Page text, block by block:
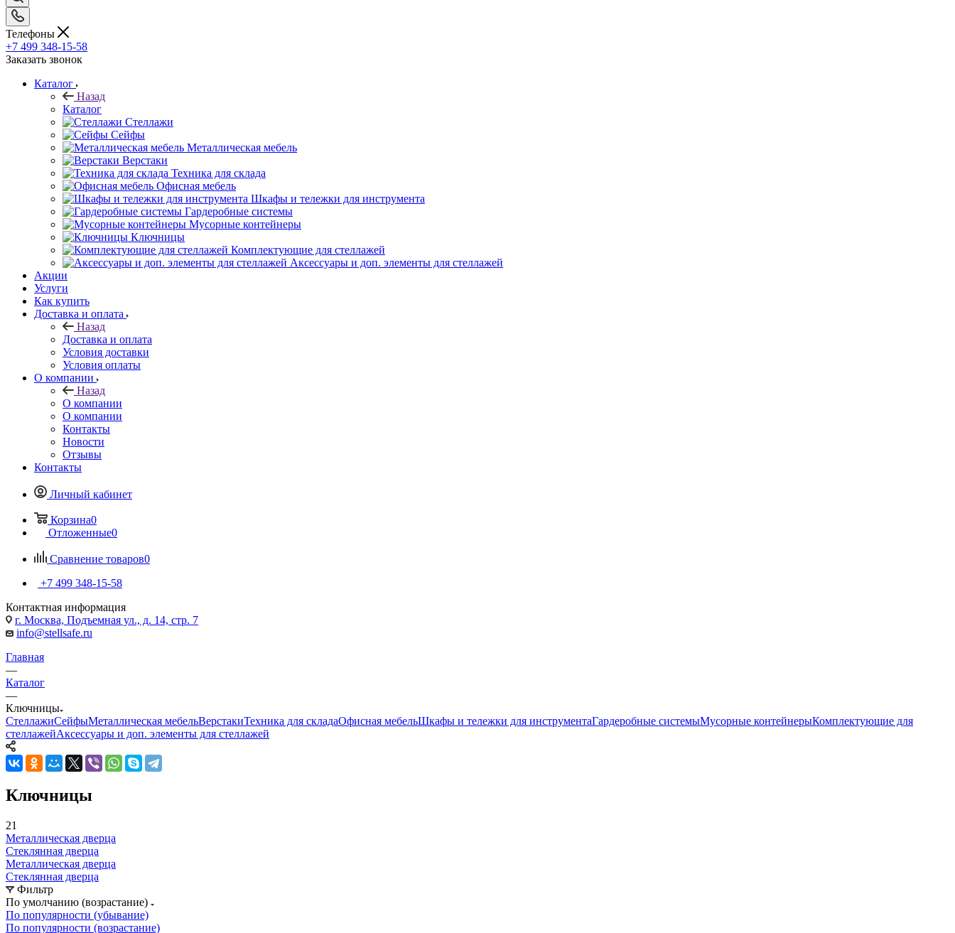
Телефоны
+7 499 348-15-58
Заказать звонок
Каталог
Назад
Каталог
Стеллажи
Сейфы
Металлическая мебель
Верстаки
Техника для склада
Офисная мебель
Шкафы и тележки для инструмента
Гардеробные системы
Мусорные контейнеры
Ключницы
Комплектующие для стеллажей
Аксессуары и доп. элементы для стеллажей
Акции
Услуги
Как купить
Доставка и оплата
Назад
Доставка и оплата
Условия доставки
Условия оплаты
О компании
Назад
О компании
О компании
Контакты
Новости
Отзывы
Контакты
Личный кабинет
Корзина0
Отложенные0
Сравнение товаров0
+7 499 348-15-58
Контактная информация
г. Москва, Подъемная ул., д. 14, стр. 7
info@stellsafe.ru
Главная
—
Каталог
—
Ключницы
СтеллажиСейфыМеталлическая мебельВерстакиТехника для складаОфисная мебельШкафы и тележки для инструментаГардеробные системыМусорные контейнерыКомплектующие для
стеллажейАксессуары и доп. элементы для стеллажей
Ключницы
21
Металлическая дверца
Стеклянная дверца
Металлическая дверца
Стеклянная дверца
Фильтр
По умолчанию (возрастание)
По популярности (убывание)
По популярности (возрастание)